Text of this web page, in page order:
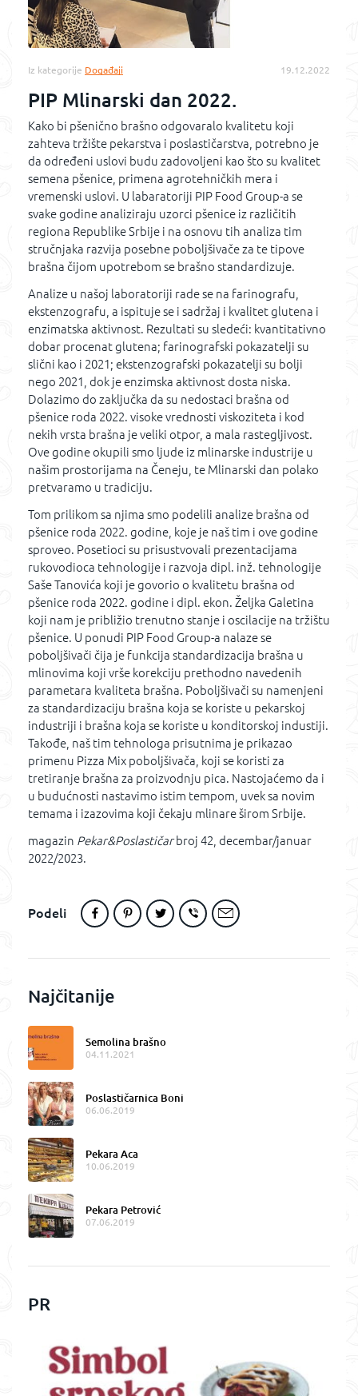
Iz kategorije Događaji 19.12.2022
PIP Mlinarski dan 2022.
Kako bi pšenično brašno odgovaralo kvalitetu koji
zahteva tržište pekarstva i poslastičarstva, potrebno je
da određeni uslovi budu zadovoljeni kao što su kvalitet
semena pšenice, primena agrotehničkih mera i
vremenski uslovi. U labaratoriji PIP Food Group-a se
svake godine analiziraju uzorci pšenice iz različitih
regiona Republike Srbije i na osnovu tih analiza tim
stručnjaka razvija posebne poboljšivače za te tipove
brašna čijom upotrebom se brašno standardizuje.
Analize u našoj laboratoriji rade se na farinografu,
ekstenzografu, a ispituje se i sadržaj i kvalitet glutena i
enzimatska aktivnost. Rezultati su sledeći: kvantitativno
dobar procenat glutena; farinografski pokazatelji su
slični kao i 2021; ekstenzografski pokazatelji su bolji
nego 2021, dok je enzimska aktivnost dosta niska.
Dolazimo do zaključka da su nedostaci brašna od
pšenice roda 2022. visoke vrednosti viskoziteta i kod
nekih vrsta brašna je veliki otpor, a mala rastegljivost.
Ove godine okupili smo ljude iz mlinarske industrije u
našim prostorijama na Čeneju, te Mlinarski dan polako
pretvaramo u tradiciju.
Tom prilikom sa njima smo podelili analize brašna od
pšenice roda 2022. godine, koje je naš tim i ove godine
sproveo. Posetioci su prisustvovali prezentacijama
rukovodioca tehnologije i razvoja dipl. inž. tehnologije
Saše Tanovića koji je govorio o kvalitetu brašna od
pšenice roda 2022. godine i dipl. ekon. Željka Galetina
koji nam je približio trenutno stanje i oscilacije na tržištu
pšenice. U ponudi PIP Food Group-a nalaze se
poboljšivači čija je funkcija standardizacija brašna u
mlinovima koji vrše korekciju prethodno navedenih
parametara kvaliteta brašna. Poboljšivači su namenjeni
za standardizaciju brašna koja se koriste u pekarskoj
industriji i brašna koja se koriste u konditorskoj industiji.
Takođe, naš tim tehnologa prisutnima je prikazao
primenu Pizza Mix poboljšivača, koji se koristi za
tretiranje brašna za proizvodnju pica. Nastojaćemo da i
u budućnosti nastavimo istim tempom, uvek sa novim
temama i izazovima koji čekaju mlinare širom Srbije.
magazin Pekar&Poslastičarbroj 42, decembar/januar
2022/2023.
Podeli
Najčitanije
Semolina brašno
04.11.2021
Poslastičarnica Boni
06.06.2019
Pekara Aca
10.06.2019
Pekara Petrović
07.06.2019
PR